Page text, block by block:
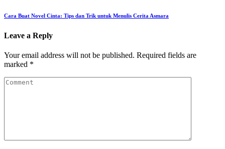
Cara Buat Novel Cinta: Tips dan Trik untuk Menulis Cerita Asmara
Leave a Reply
Your email address will not be published. Required fields are
marked *